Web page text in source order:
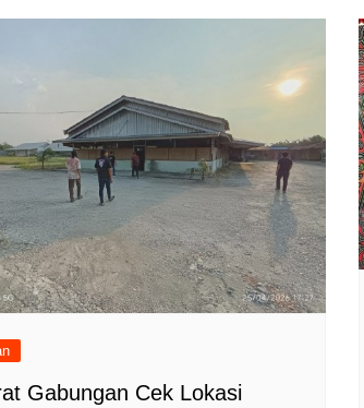
Gabungan Cek Lokasi